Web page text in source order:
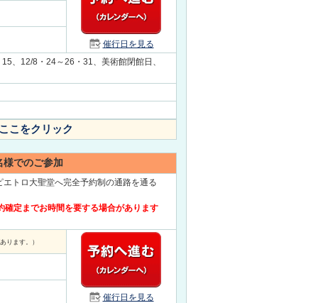
催行日を見る
、12/8・24～26・31、美術館閉館日、
こをクリック
様でのご参加
トロ大聖堂へ完全予約制の通路を通る
定までお時間を要する場合があります
ります。）
催行日を見る